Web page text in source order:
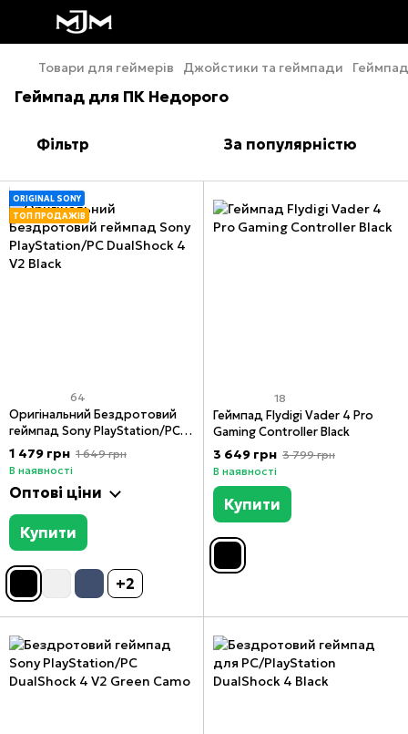
Товари для геймерів Джойстики та геймпади
Геймпад для ПК Недорого
Фільтр За популярністю
ORIGINAL SONY
ТОП ПРОДАЖІВ
64
Оригінальний Бездротовий
геймпад Sony PlayStation/PC
DualShock 4 V2 Black
1 479 грн 1 649 грн
В наявності
Оптові ціни
Купити
+2
18
Геймпад Flydigi Vader 4 Pro
Gaming Controller Black
3 649 грн 3 799 грн
В наявності
Купити